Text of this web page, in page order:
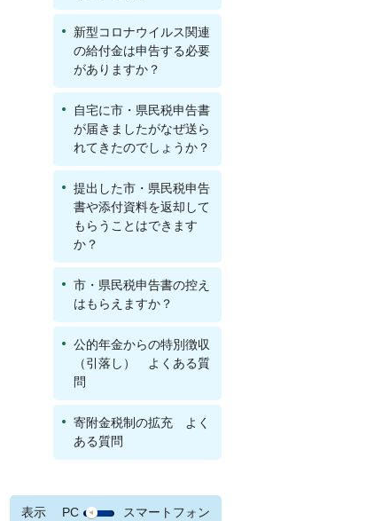
新型コロナウイルス関連
の給付金は申告する必要
がありますか？
自宅に市・県民税申告書
が届きましたがなぜ送ら
れてきたのでしょうか？
提出した市・県民税申告
書や添付資料を返却して
もらうことはできます
か？
市・県民税申告書の控え
はもらえますか？
公的年金からの特別徴収
（引落し） よくある質
問
寄附金税制の拡充 よく
ある質問
表示 PC スマートフォン